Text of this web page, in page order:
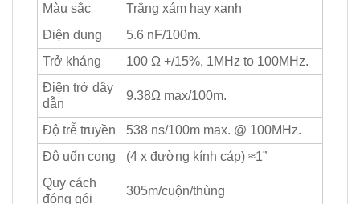
Màu sắc
Trắng xám hay xanh
Điện dung
5.6 nF/100m.
Trở kháng
100 Ω +/15%, 1MHz to 100MHz.
Điện trở dây
dẫn
9.38Ω max/100m.
Độ trễ truyền
538 ns/100m max. @ 100MHz.
Độ uốn cong
(4 x đường kính cáp) ≈1”
Quy cách
đóng gói
305m/cuộn/thùng